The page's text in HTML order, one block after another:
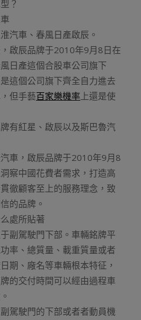
？
車、春風日產啟辰。
辰品牌于2010年9月8日在
日產這個合股車公司旗下
這個公司旗下齊全自力進去
但手藝百家樂機率 上還是使
紅星、啟辰以及斯巴魯汽
，啟辰品牌于2010年9月8
察中國花費者需求，打造高
徹顧客至上的服務理念，致
的品牌。
處所貼著
駕駛門下部。車輛銘牌平
率、總質量、載重質量或者
期、廠名等車輛根本特征，
的交付時間可以經由過程車
駛門的下部或者者動員機